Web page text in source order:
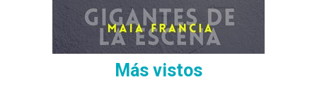
Más vistos